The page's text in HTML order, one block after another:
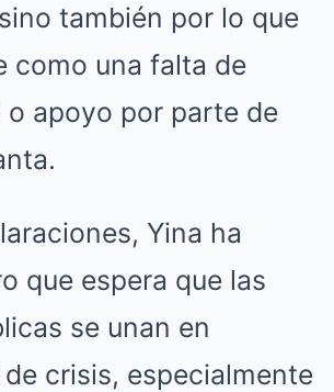
también por lo que
como una falta de
o apoyo por parte de
Yina ha
que espera que las
se unan en
crisis, especialmente